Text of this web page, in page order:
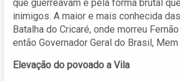
que guerreavam e pela forma brutal
inimigos. A maior e mais conhecida
Batalha do Cricaré, onde morreu
então Governador Geral do Brasil, Mem
Elevação do povoado a Vila